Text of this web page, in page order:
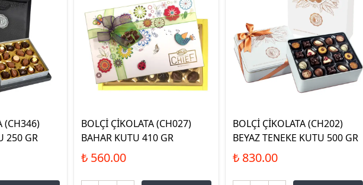
(CH346)
250 GR
BOLÇİ ÇİKOLATA (CH027)
BAHAR KUTU 410 GR
₺ 560.00
BOLÇİ ÇİKOLATA (CH202)
BEYAZ TENEKE KUTU 500 GR
₺ 830.00